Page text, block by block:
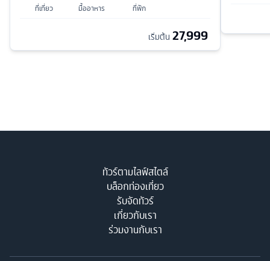
ที่เที่ยว มื้ออาหาร ที่พัก
เริ่มต้น 27,999
ทัวร์ตามไลฟ์สไตล์
บล็อกท่องเที่ยว
รับจัดทัวร์
เกี่ยวกับเรา
ร่วมงานกับเรา